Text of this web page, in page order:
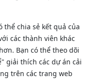
thể chia sẻ kết quả của
các thành viên khác
Bạn có thể theo dõi
giải thích các dự án cải
trên các trang web